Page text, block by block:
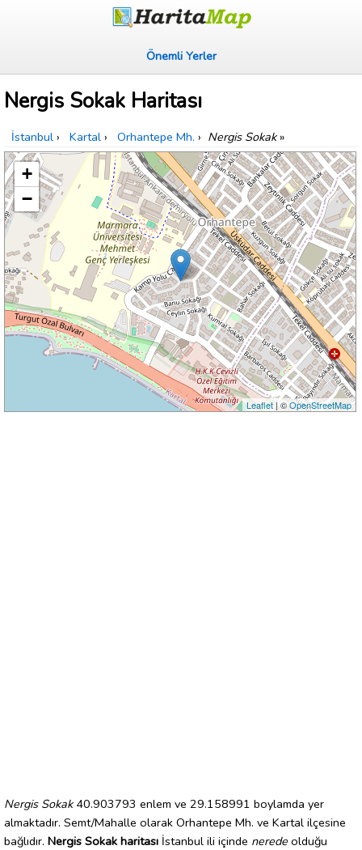
Önemli Yerler
Nergis Sokak Haritası
İstanbul › Kartal › Orhantepe Mh. › Nergis Sokak»
+
−
Leaflet| ©OpenStreetMap
Nergis Sokak40.903793 enlem ve 29.158991 boylamda yer
almaktadır. Semt/Mahalle olarak Orhantepe Mh. ve Kartal ilçesine
bağlıdır. Nergis Sokak haritası İstanbul ili içinde nerede olduğu